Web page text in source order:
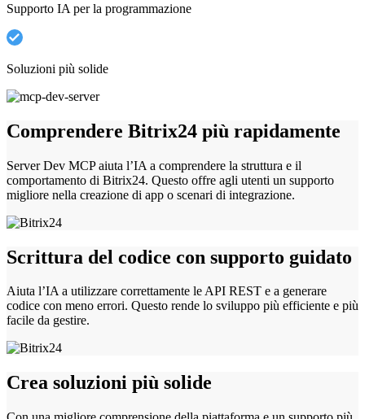
Supporto IA per la programmazione
Soluzioni più solide
Comprendere Bitrix24 più rapidamente
Server Dev MCP aiuta l’IA a comprendere la struttura e il
comportamento di Bitrix24. Questo offre agli utenti un supporto
migliore nella creazione di app o scenari di integrazione.
Scrittura del codice con supporto guidato
Aiuta l’IA a utilizzare correttamente le API REST e a generare
codice con meno errori. Questo rende lo sviluppo più efficiente e più
facile da gestire.
Crea soluzioni più solide